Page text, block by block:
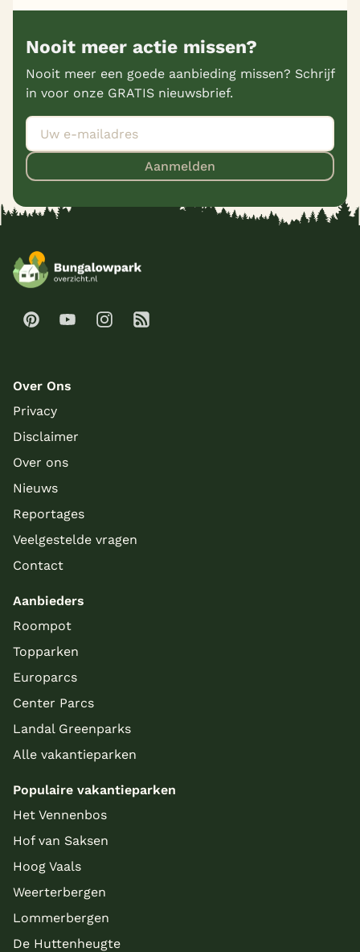
Nooit meer actie missen?
Nooit meer een goede aanbieding missen? Schrijf
in voor onze GRATIS nieuwsbrief.
Aanmelden
Over Ons
Privacy
Disclaimer
Over ons
Nieuws
Reportages
Veelgestelde vragen
Contact
Aanbieders
Roompot
Topparken
Europarcs
Center Parcs
Landal Greenparks
Alle vakantieparken
Populaire vakantieparken
Het Vennenbos
Hof van Saksen
Hoog Vaals
Weerterbergen
Lommerbergen
De Huttenheugte